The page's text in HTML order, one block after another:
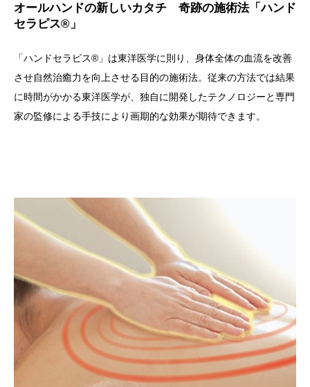
オールハンドの新しいカタチ 奇跡の施術法「ハンド
セラピス®」
「ハンドセラピス®」は東洋医学に則り、身体全体の血流を改善
させ自然治癒力を向上させる目的の施術法。従来の方法では結果
に時間がかかる東洋医学が、独自に開発したテクノロジーと専門
家の監修による手技により画期的な効果が期待できます。